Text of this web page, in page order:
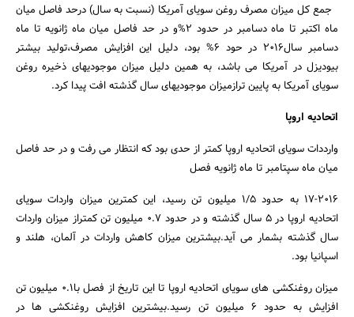
جمع کل میزان مصرف روغن سویای آمریکا (نسبت به سال) درحد فاصل میان
ماه اکتبر تا ماه دسامبر در حدود 2%و در حد فاصل میان ماه ژانویه تا ماه
دسامبر سال2016 در حود 6% بود، دلیل این افزایش مصرف،تولید بیشتر
بیودیزل در آمریکا می باشد، به همین دلیل میزان موجودیهای ذخیره روغن
سویای آمریکا به پایین ترازمیزان موجودیهای سال گذشته افت پیدا کرد.
اتحادیه اروپا
وارددات سویای اتحادیه اروپا کمتر از حدی بود که انتظار می رفت و در حد فاصل
میان ماه سپتامبر تا ماه ژانویه فصل
17-2016 به حدود 1/5 میلیون تن رسید، این کمترین میزان واردات سویای
اتحادیه اروپا در 5 سال گذشته و در حدود 0.7 میلیون تن کمتراز میزان واردات
سال گذشته بشمار می آید.بیشترین میزان کاهش واردات در آلمان، هلند و
اسپانیا بود.
میزان روغنکشی های سویای اتحادیه اروپا تا این تاریخ از فصل با0.1 میلیون تن
افزایش به حدود 6 میلیون تن رسید.بیشترین افزایش روغنکشی ها در